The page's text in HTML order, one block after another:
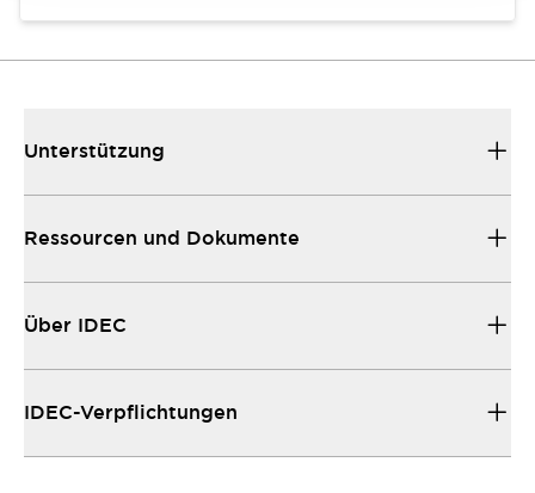
Unterstützung
Ressourcen und Dokumente
Über IDEC
IDEC-Verpflichtungen